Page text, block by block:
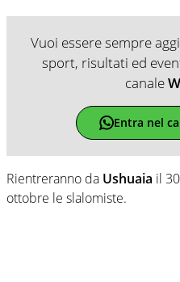
Vuoi essere sempre
sport, risultati ed
canale
Entra nel
Rientreranno da Ushuaia il
ottobre le slalomiste.